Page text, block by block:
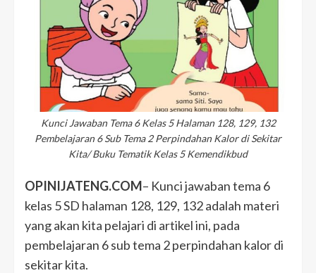
Kunci Jawaban Tema 6 Kelas 5 Halaman 128, 129, 132
Pembelajaran 6 Sub Tema 2 Perpindahan Kalor di Sekitar
Kita/ Buku Tematik Kelas 5 Kemendikbud
OPINIJATENG.COM– Kunci jawaban tema 6
kelas 5 SD halaman 128, 129, 132 adalah materi
yang akan kita pelajari di artikel ini, pada
pembelajaran 6 sub tema 2 perpindahan kalor di
sekitar kita.